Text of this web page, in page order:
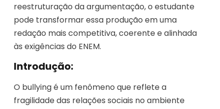
reestruturação da argumentação, o estudante
pode transformar essa produção em uma
redação mais competitiva, coerente e alinhada
às exigências do ENEM.
Introdução:
O bullying é um fenômeno que reflete a
fragilidade das relações sociais no ambiente